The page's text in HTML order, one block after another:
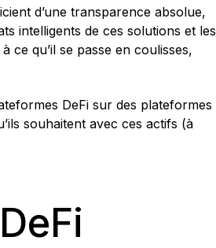
d’une transparence absolue,
intelligents de ces solutions et les
ce qu’il se passe en coulisses,
DeFi sur des plateformes
souhaitent avec ces actifs (à